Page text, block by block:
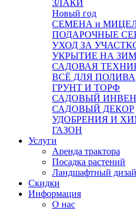
ЗЛАКИ
Новый год
СЕМЕНА и
ПОДАРОЧНЫЕ
УХОД ЗА
УКРЫТИЕ НА
САДОВАЯ
ВСЁ ДЛЯ ПОЛИВА
ГРУНТ И ТОРФ
САДОВЫЙ
САДОВЫЙ ДЕКОР
УДОБРЕНИЯ И
ГАЗОН
Услуги
Аренда трактора
Посадка растений
Ландшафтный
Скидки
Информация
О нас